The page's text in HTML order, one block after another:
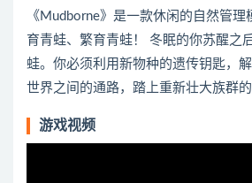
《Mudborne》是一款休闲的自然管
育青蛙、繁育青蛙！ 冬眠的你苏醒之
蛙。你必须利用新物种的遗传钥匙，
世界之间的通路，踏上重新壮大族群的
游戏视频